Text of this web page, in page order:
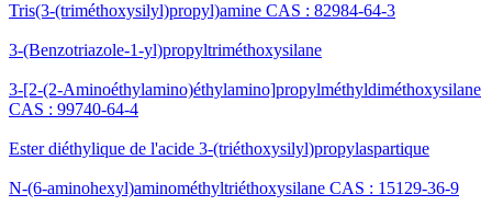
Tris(3-(triméthoxysilyl)propyl)amine CAS : 82984-64-3
3-(Benzotriazole-1-yl)propyltriméthoxysilane
3-[2-(2-Aminoéthylamino)éthylamino]propylméthyldiméthoxysilane
CAS : 99740-64-4
Ester diéthylique de l'acide 3-(triéthoxysilyl)propylaspartique
N-(6-aminohexyl)aminométhyltriéthoxysilane CAS : 15129-36-9